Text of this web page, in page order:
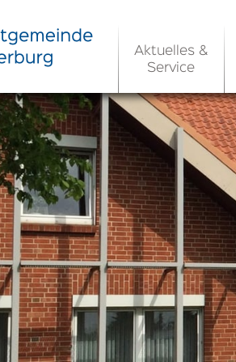
Aktuelles &
Service
Ortsrecht &
Rats- und
Aktuelle
Ortsrecht /
Allgemeine
Kommunale
EU-